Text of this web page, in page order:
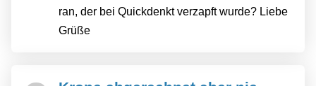
ran, der bei Quickdenkt verzapft wurde? Liebe
Grüße